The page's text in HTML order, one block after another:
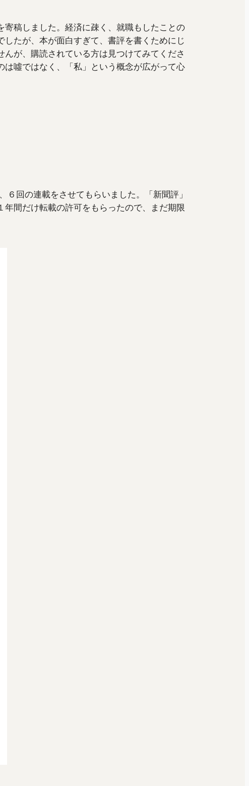
寄稿しました。経済に疎く、就職もしたことの
たが、本が面白すぎて、書評を書くためにじ
が、購読されている方は見つけてみてくださ
噓ではなく、「私」という概念が広がって心
回の連載をさせてもらいました。「新聞評」
間だけ転載の許可をもらったので、まだ期限